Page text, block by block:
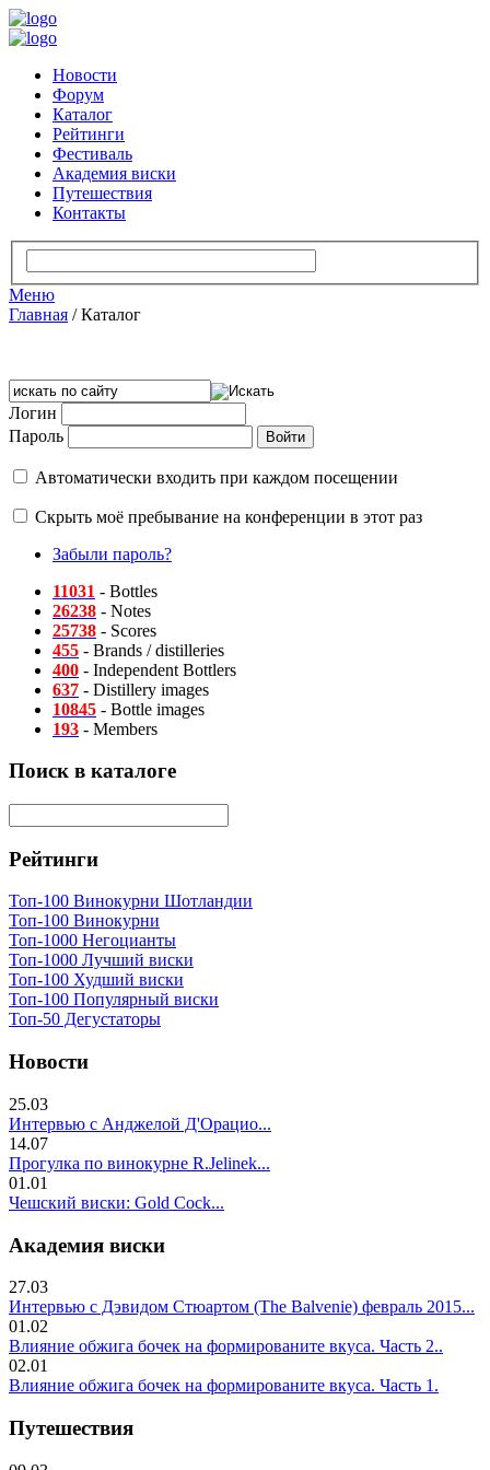
Новости
Форум
Каталог
Рейтинги
Фестиваль
Академия виски
Путешествия
Контакты
Меню
Главная /Каталог
Логин
Пароль
Автоматически входить при каждом посещении
Скрыть моё пребывание на конференции в этот раз
Забыли пароль?
11031 - Bottles
26238 - Notes
25738 - Scores
455 - Brands / distilleries
400 - Independent Bottlers
637 - Distillery images
10845 - Bottle images
193 - Members
Поиск в каталоге
Рейтинги
Топ-100 Винокурни Шотландии
Топ-100 Винокурни
Топ-1000 Негоцианты
Топ-1000 Лучший виски
Топ-100 Худший виски
Топ-100 Популярный виски
Топ-50 Дегустаторы
Новости
25.03
Интервью с Анджелой Д'Орацио...
14.07
Прогулка по винокурне R.Jelinek...
01.01
Чешский виски: Gold Cock...
Академия виски
27.03
Интервью с Дэвидом Стюартом (The Balvenie) февраль 2015...
01.02
Влияние обжига бочек на формированите вкуса. Часть 2..
02.01
Влияние обжига бочек на формированите вкуса. Часть 1.
Путешествия